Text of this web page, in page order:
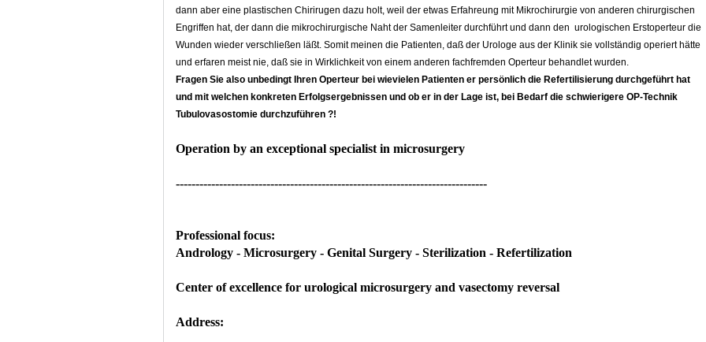
dann aber eine plastischen Chirirugen dazu holt, weil der etwas Erfahreung mit Mikrochirurgie von anderen chirurgischen
Engriffen hat, der dann die mikrochirurgische Naht der Samenleiter durchführt und dann den urologischen Erstoperteur die
Wunden wieder verschließen läßt. Somit meinen die Patienten, daß der Urologe aus der Klinik sie vollständig operiert hätte
und erfaren meist nie, daß sie in Wirklichkeit von einem anderen fachfremden Operteur behandlet wurden.
Fragen Sie also unbedingt Ihren Operteur bei wievielen Patienten er persönlich die Refertilisierung durchgeführt hat
und mit welchen konkreten Erfolgsergebnissen und ob er in der Lage ist, bei Bedarf die schwierigere OP-Technik
Tubulovasostomie durchzuführen ?!
Operation by an exceptional specialist in microsurgery
-------------------------------------------------------------------------------
Professional focus:
Andrology - Microsurgery - Genital Surgery - Sterilization - Refertilization
Center of excellence for urological microsurgery and vasectomy reversal
Address: